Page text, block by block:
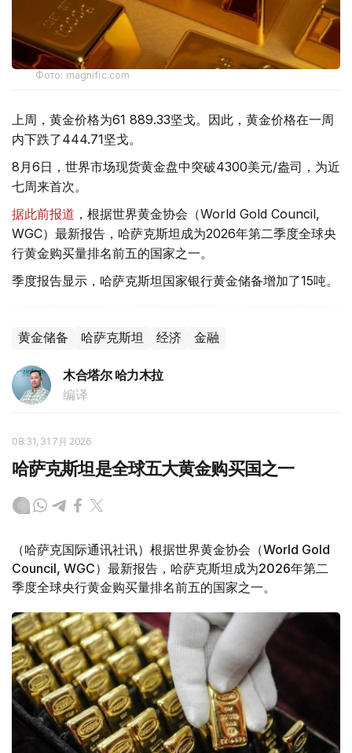
Фото: magnific.com
上周，黄金价格为61 889.33坚戈。因此，黄金价格在一周
内下跌了444.71坚戈。
8月6日，世界市场现货黄金盘中突破4300美元/盎司，为近
七周来首次。
据此前报道 ，根据世界黄金协会（World Gold Council,
WGC）最新报告，哈萨克斯坦成为2026年第二季度全球央
行黄金购买量排名前五的国家之一。
季度报告显示，哈萨克斯坦国家银行黄金储备增加了15吨。
黄金储备 哈萨克斯坦 经济 金融
木合塔尔 哈力木拉
编译
08:31, 31 7月 2026
哈萨克斯坦是全球五大黄金购买国之一
（哈萨克国际通讯社讯）根据世界黄金协会（World Gold
Council, WGC）最新报告，哈萨克斯坦成为2026年第二
季度全球央行黄金购买量排名前五的国家之一。